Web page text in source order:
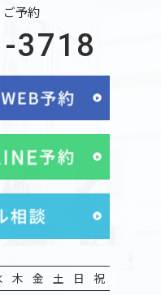
ご予約
3718
木 金 土 日 祝